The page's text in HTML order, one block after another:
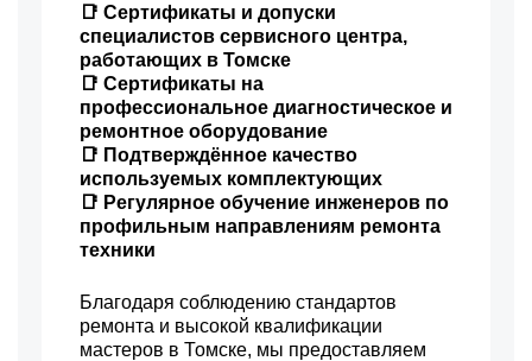
📑 Сертификаты и допуски
специалистов сервисного центра,
работающих в Томске
📑 Сертификаты на
профессиональное диагностическое и
ремонтное оборудование
📑 Подтверждённое качество
используемых комплектующих
📑 Регулярное обучение инженеров по
профильным направлениям ремонта
техники
Благодаря соблюдению стандартов
ремонта и высокой квалификации
мастеров в Томске, мы предоставляем